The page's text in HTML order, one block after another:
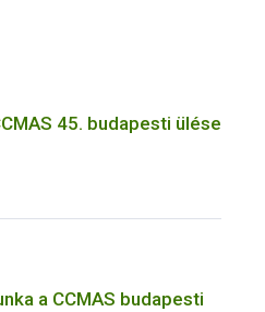
45. budapesti ülése
a CCMAS budapesti